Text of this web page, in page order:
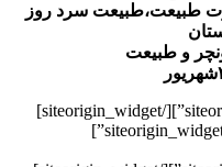
طبیعت،طبیعت سرد روز
و طبیعت
[/siteorigin_widget]